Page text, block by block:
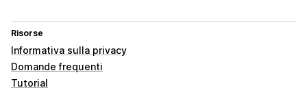
Risorse
Informativa sulla privacy
Domande frequenti
Tutorial